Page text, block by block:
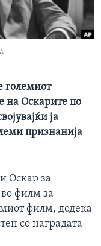
големиот
на Оскарите по
ја
признанија
Оскар за
во филм за
филм, додека
со наградата